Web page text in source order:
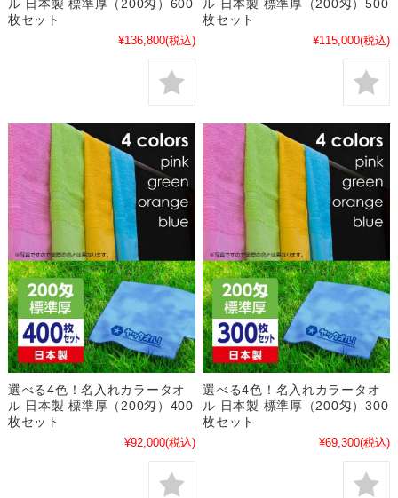
ル 日本製 標準厚（200匁）600
枚セット
¥136,800(税込)
ル 日本製 標準厚（200匁）500
枚セット
¥115,000(税込)
選べる4色！名入れカラータオ
ル 日本製 標準厚（200匁）400
枚セット
¥92,000(税込)
選べる4色！名入れカラータオ
ル 日本製 標準厚（200匁）300
枚セット
¥69,300(税込)